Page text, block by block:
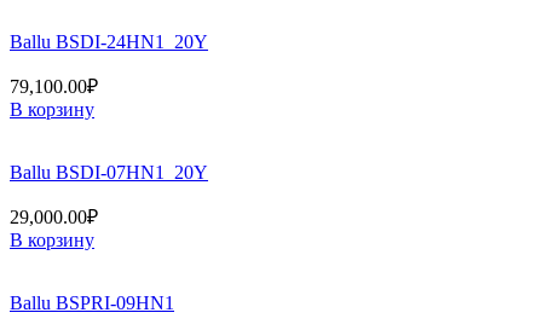
Ballu BSDI-24HN1_20Y
79,100.00₽
В корзину
Ballu BSDI-07HN1_20Y
29,000.00₽
В корзину
Ballu BSPRI-09HN1